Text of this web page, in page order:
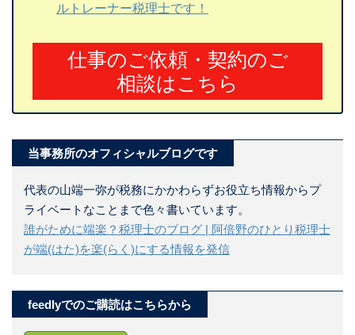
ルトレーナー税理士です！
仕事のご依頼・契約のご
相談はこちら
当事務所のオフィシャルブログです
代表の山端一弥が税務にかかわらずお役立ち情報からプ
ライベートなことまで色々書いています。
誰がために端楽？税理士のブログ | 阿倍野のひとり税理士
が端(はた)を楽(らく)にする情報を発信
feedlyでのご購読はこちらから